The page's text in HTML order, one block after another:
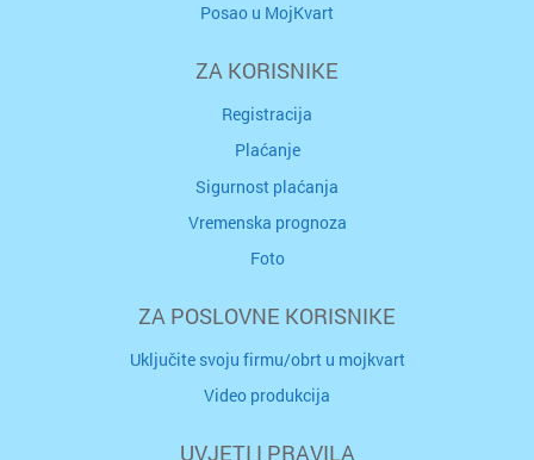
Posao u MojKvart
ZA KORISNIKE
Registracija
Plaćanje
Sigurnost plaćanja
Vremenska prognoza
Foto
ZA POSLOVNE KORISNIKE
Uključite svoju firmu/obrt u mojkvart
Video produkcija
UVJETI I PRAVILA